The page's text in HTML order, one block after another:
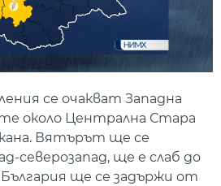
се очакват Западна
около Централна Стара
Вятърът ще се
северозапад, ще е слаб до
ще се задържи от